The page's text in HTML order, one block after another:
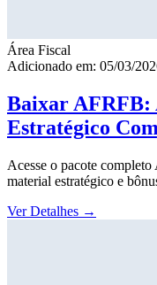
Área Fiscal
Adicionado em: 05/03/
Baixar AFRFB:
Estratégico
Acesse o pacote
material estratégico e
Ver Detalhes →